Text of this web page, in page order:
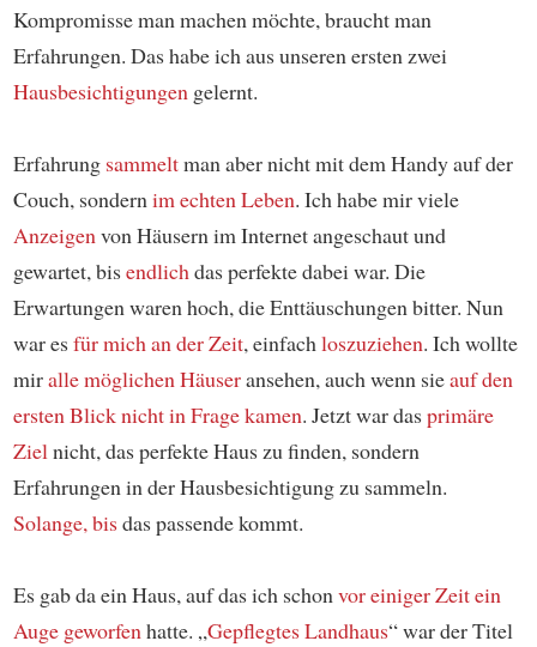
Kompromisse man machen möchte, braucht man
Erfahrungen. Das habe ich aus unseren ersten zwei
Hausbesichtigungengelernt.
Erfahrung sammeltman aber nicht mit dem Handy auf der
Couch, sondernim echten Leben. Ich habe mir viele
Anzeigenvon Häusern im Internet angeschaut und
gewartet, bisendlichdas perfekte dabei war. Die
Erwartungen waren hoch, die Enttäuschungen bitter. Nun
war esfür mich an der Zeit, einfachloszuziehen. Ich wollte
miralle möglichen Häuseransehen, auch wenn sieauf den
ersten Blicknicht in Frage kamen. Jetzt war dasprimäre
Zielnicht, das perfekte Haus zu finden, sondern
Erfahrungen in der Hausbesichtigung zu sammeln.
Solange, bisdas passende kommt.
Es gab da ein Haus, auf das ich schonvor einiger Zeitein
Auge geworfenhatte. „Gepflegtes Landhaus“ war der Titel